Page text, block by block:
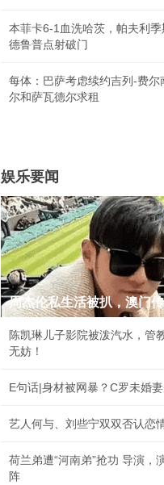
本菲卡6-1血洗哈茨，帕夫利
德鲁普点射破门
每体：巴萨考虑续约吉列-费尔
尔和萨瓦德尔求租
娱乐要闻
周杰伦私生活被扒，澳门
陈凯琳儿子影院被泼汽水，管
无妨！
E句话|身材被网暴？C罗未婚
艺人何与、刘些宁双双否认恋
荷兰弟遭“河南弟”抢功 导演，
阵